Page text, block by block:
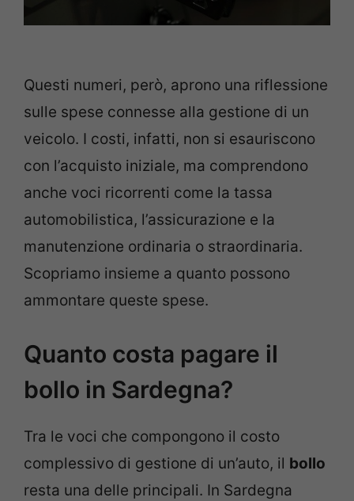
Questi numeri, però, aprono una riflessione
sulle spese connesse alla gestione di un
veicolo. I costi, infatti, non si esauriscono
con l’acquisto iniziale, ma comprendono
anche voci ricorrenti come la tassa
automobilistica, l’assicurazione e la
manutenzione ordinaria o straordinaria.
Scopriamo insieme a quanto possono
ammontare queste spese.
Quanto costa pagare il
bollo in Sardegna?
Tra le voci che compongono il costo
complessivo di gestione di un’auto, il bollo
resta una delle principali. In Sardegna